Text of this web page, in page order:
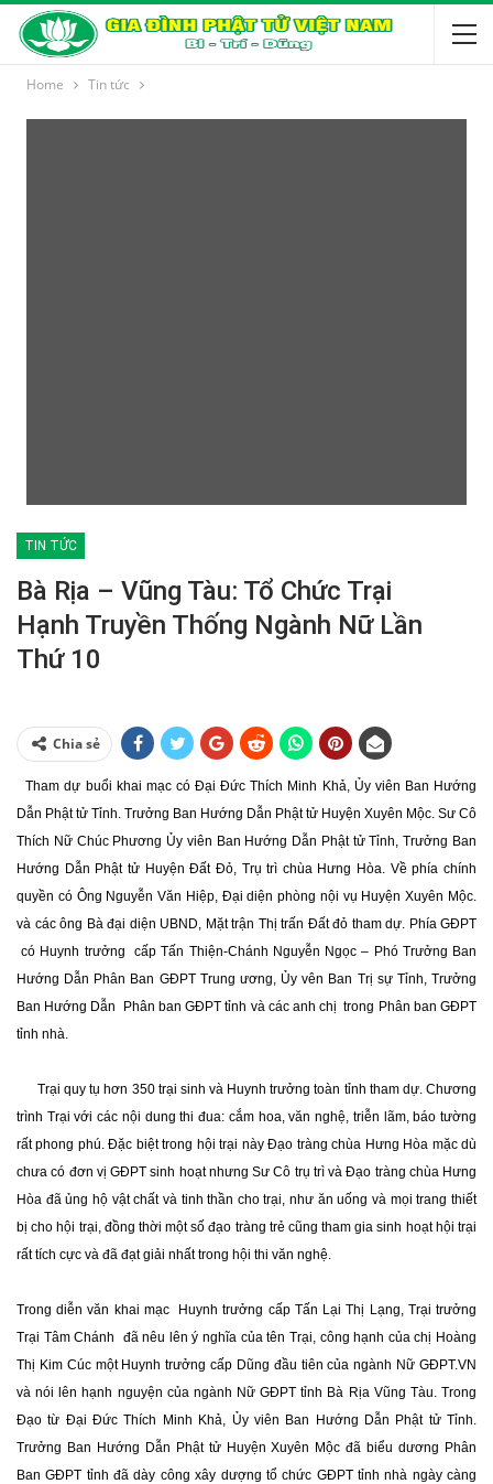
Home Tin tức
TIN TỨC
Bà Rịa – Vũng Tàu: Tổ Chức Trại
Hạnh Truyền Thống Ngành Nữ Lần
Thứ 10
Chia sẻ
Tham dự buổi khai mạc có Đại Đức Thích Minh Khả, Ủy viên Ban Hướng
Dẫn Phật tử Tỉnh. Trưởng Ban Hướng Dẫn Phật tử Huyện Xuyên Mộc. Sư Cô
Thích Nữ Chúc Phương Ủy viên Ban Hướng Dẫn Phật tử Tỉnh, Trưởng Ban
Hướng Dẫn Phật tử Huyện Đất Đỏ, Trụ trì chùa Hưng Hòa. Về phía chính
quyền có Ông Nguyễn Văn Hiệp, Đại diện phòng nội vụ Huyện Xuyên Mộc.
và các ông Bà đại diện UBND, Mặt trận Thị trấn Đất đỏ tham dự. Phía GĐPT
có Huynh trưởng cấp Tấn Thiện-Chánh Nguyễn Ngọc – Phó Trưởng Ban
Hướng Dẫn Phân Ban GĐPT Trung ương, Ủy vên Ban Trị sự Tỉnh, Trưởng
Ban Hướng Dẫn Phân ban GĐPT tỉnh và các anh chị trong Phân ban GĐPT
tỉnh nhà.
Trại quy tụ hơn 350 trại sinh và Huynh trưởng toàn tỉnh tham dự. Chương
trình Trại với các nội dung thi đua: cắm hoa, văn nghệ, triễn lãm, báo tường
rất phong phú. Đặc biệt trong hội trại này Đạo tràng chùa Hưng Hòa mặc dù
chưa có đơn vị GĐPT sinh hoạt nhưng Sư Cô trụ trì và Đạo tràng chùa Hưng
Hòa đã ủng hộ vật chất và tinh thần cho trại, như ăn uống và mọi trang thiết
bị cho hội trại, đồng thời một số đạo tràng trẻ cũng tham gia sinh hoạt hội trại
rất tích cực và đã đạt giải nhất trong hội thi văn nghệ.
Trong diễn văn khai mạc Huynh trưởng cấp Tấn Lại Thị Lạng, Trại trưởng
Trại Tâm Chánh đã nêu lên ý nghĩa của tên Trại, công hạnh của chị Hoàng
Thị Kim Cúc một Huynh trưởng cấp Dũng đầu tiên của ngành Nữ GĐPT.VN
và nói lên hạnh nguyện của ngành Nữ GĐPT tỉnh Bà Rịa Vũng Tàu. Trong
Đạo từ Đại Đức Thích Minh Khả, Ủy viên Ban Hướng Dẫn Phật tử Tỉnh.
Trưởng Ban Hướng Dẫn Phật tử Huyện Xuyên Mộc đã biểu dương Phân
Ban GĐPT tỉnh đã dày công xây dượng tổ chức GĐPT tỉnh nhà ngày càng